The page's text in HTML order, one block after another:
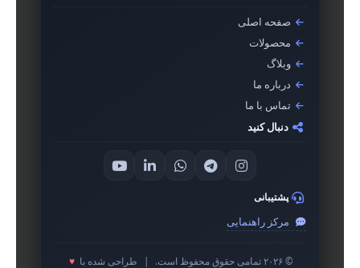
صفحه اصلی
محصولات
وبلاگ
درباره ما
تماس با ما
دنبال کنید
پشتیبانی
مرکز راهنمایی
© ۲۰۲۶ تمامی حقوق محفوظ است. طراحی شده با ♥